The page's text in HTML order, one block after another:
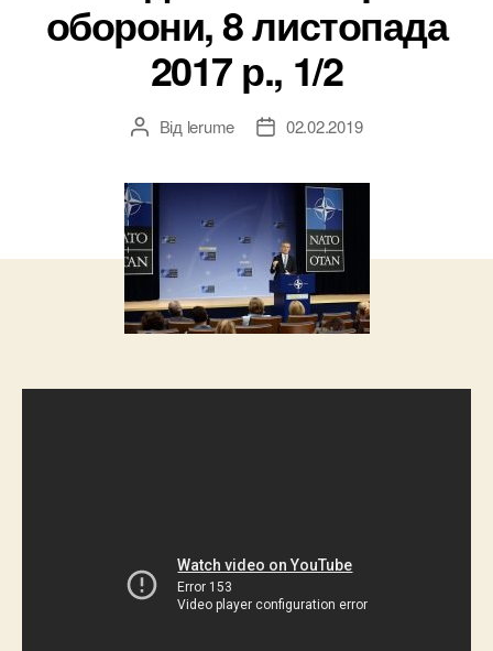
оборони, 8 листопада
2017 р., 1/2
Автор
Від lerume
Дата02.02.2019